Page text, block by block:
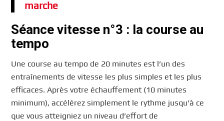
marche
Séance vitesse n°3 : la course au
tempo
Une course au tempo de 20 minutes est l’un des
entraînements de vitesse les plus simples et les plus
efficaces. Après votre échauffement (10 minutes
minimum), accélérez simplement le rythme jusqu’à ce
que vous atteigniez un niveau d’effort de